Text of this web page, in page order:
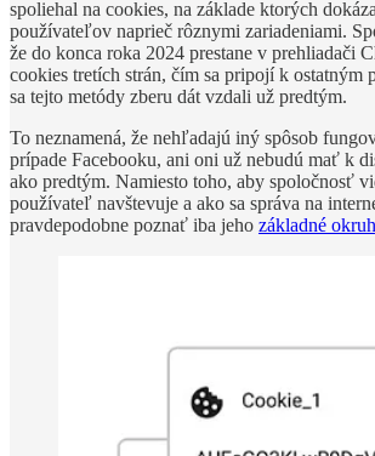
spoliehal na cookies, na základe ktorých
používateľov naprieč rôznymi zariadeniami.
že do konca roka 2024 prestane v prehliadači
cookies tretích strán, čím sa pripojí k ostatným
sa tejto metódy zberu dát vzdali už predtým.
To neznamená, že nehľadajú iný spôsob
prípade Facebooku, ani oni už nebudú mať k
ako predtým. Namiesto toho, aby spoločnosť
používateľ navštevuje a ako sa správa na
pravdepodobne poznať iba jeho základné